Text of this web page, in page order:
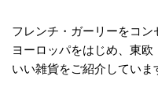
フレンチ・ガーリーをコ
ヨーロッパをはじめ、東
いい雑貨をご紹介していま